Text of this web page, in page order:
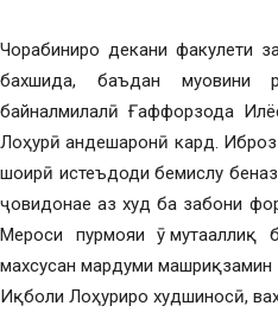
Чорабиниро декани факулети
бахшида, баъдан муовини
байналмилалӣ Ғаффорзода
Лоҳурӣ андешаронӣ кард.
шоирӣ истеъдоди бемислу
ҷовидонае аз худ ба забони
Мероси пурмояи ӯ
махсусан мардуми машриқзамин
Иқболи Лоҳуриро худшиносӣ,